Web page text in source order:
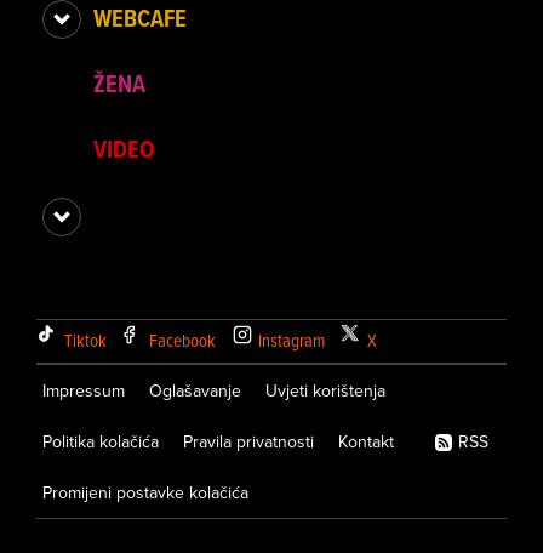
WEBCAFE
ŽENA
VIDEO
Tiktok Facebook Instagram X
Impressum Oglašavanje Uvjeti korištenja
Politika kolačića Pravila privatnosti Kontakt
Promijeni postavke kolačića
RSS